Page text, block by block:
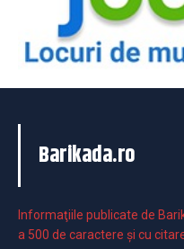
Barikada.ro
Informaţiile publicate de
a 500 de caractere şi cu